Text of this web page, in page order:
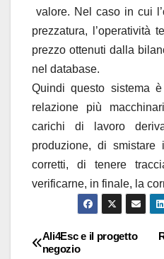
valore. Nel caso in cui
prezzatura, l’operatività
prezzo ottenuti dalla
nel database.
Quindi questo sistema
relazione più
carichi di lavoro
produzione, di
corretti, di tenere
verificarne, in finale, la
Navigazione
Ali4Esc e il progetto
negozio